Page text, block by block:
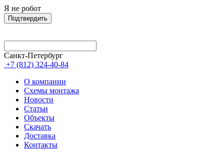
Я не робот
Подтвердить
Санкт-Петербург
+7 (812) 324-40-84
О компании
Схемы монтажа
Новости
Статьи
Объекты
Скачать
Доставка
Контакты